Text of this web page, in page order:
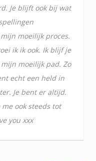
Je blijft ook bij wat
moeilijk proces.
ik ik ook. Ik blijf je
moeilijk pad. Zo
echt een held in
Je bent er altijd.
ook steeds tot
you xxx